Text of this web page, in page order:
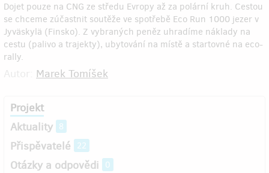
Dojet pouze na CNG ze středu Evropy až za polární kruh. Cestou
se chceme zúčastnit soutěže ve spotřebě Eco Run 1000 jezer v
Jyväskylä (Finsko). Z vybraných peněz uhradíme náklady na
cestu (palivo a trajekty), ubytování na místě a startovné na eco-
rally.
Marek Tomíšek
Projekt
Aktuality 8
Přispěvatelé 22
Otázky a odpovědi 0